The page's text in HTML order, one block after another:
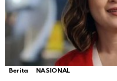
Berita NASIONAL